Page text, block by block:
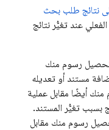
نتائج طلب بحث
عند تغيُّر نتائج
تحصيل رسوم منك
مستند أو تعديله
أيضًا مقابل عملية
بسبب تغيُّر المستند.
رسوم منك مقابل